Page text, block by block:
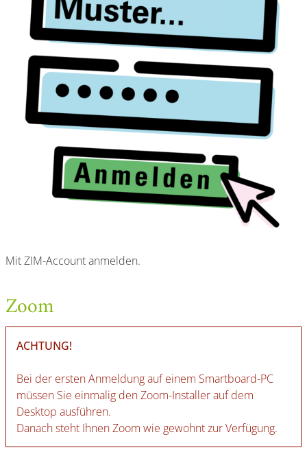
Mit ZIM-Account anmelden.
Zoom
ACHTUNG!
Bei der ersten Anmeldung auf einem Smartboard-PC
müssen Sie einmalig den Zoom-Installer auf dem
Desktop ausführen.
Danach steht Ihnen Zoom wie gewohnt zur Verfügung.